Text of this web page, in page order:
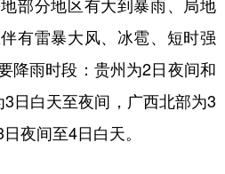
河北 山西
上海 江苏
福建
有雷暴大风、冰雹、短时强
降雨时段：贵州为2日夜间和
日白天至夜间，广西北部为3
夜间至4日白天。